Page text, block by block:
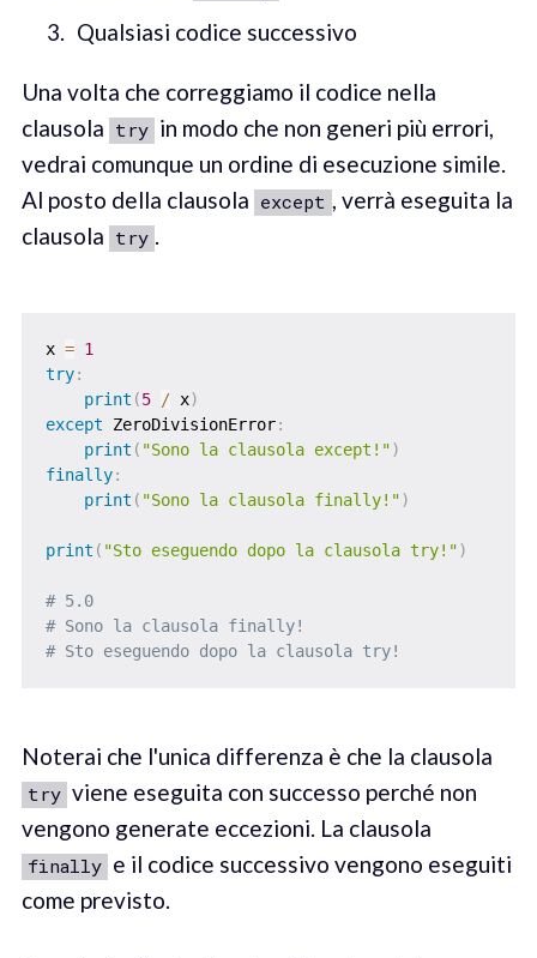
Qualsiasi codice successivo
Una volta che correggiamo il codice nella
clausola try in modo che non generi più errori,
vedrai comunque un ordine di esecuzione simile.
Al posto della clausola except , verrà eseguita la
clausola try .
x = 1
try:
print (5 / x)
except ZeroDivisionError:
print ( "Sono la clausola except!")
finally:
print ( "Sono la clausola finally!")
print ( "Sto eseguendo dopo la clausola try!")
# 5.0
# Sono la clausola finally!
# Sto eseguendo dopo la clausola try!
Noterai che l'unica differenza è che la clausola
try viene eseguita con successo perché non
vengono generate eccezioni. La clausola
finally e il codice successivo vengono eseguiti
come previsto.